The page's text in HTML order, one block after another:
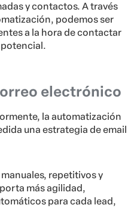
y contactos. A través
podemos ser
a la hora de contactar
electrónico
la automatización
una estrategia de email
repetitivos y
más agilidad,
para cada lead,